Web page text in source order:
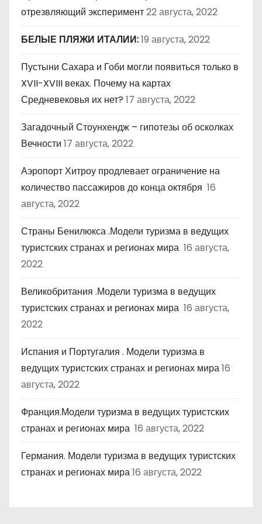
отрезвляющий эксперимент22 августа, 2022
БЕЛЫЕ ПЛЯЖИ ИТАЛИИ:19 августа, 2022
Пустыни Сахара и Гоби могли появиться только в
XVII-XVIII веках. Почему на картах
Средневековья их нет? 17 августа, 2022
Загадочный Стоунхендж – гипотезы об осколках
Вечности 17 августа, 2022
Аэропорт Хитроу продлевает ограничение на
количество пассажиров до конца октября 16
августа, 2022
Страны Бенилюкса .Модели туризма в ведущих
туристских странах и регионах мира 16 августа,
2022
Великобритания .Модели туризма в ведущих
туристских странах и регионах мира 16 августа,
2022
Испания и Португалия . Модели туризма в
ведущих туристских странах и регионах мира16
августа, 2022
Франция.Модели туризма в ведущих туристских
странах и регионах мира 16 августа, 2022
Германия. Модели туризма в ведущих туристских
странах и регионах мира16 августа, 2022